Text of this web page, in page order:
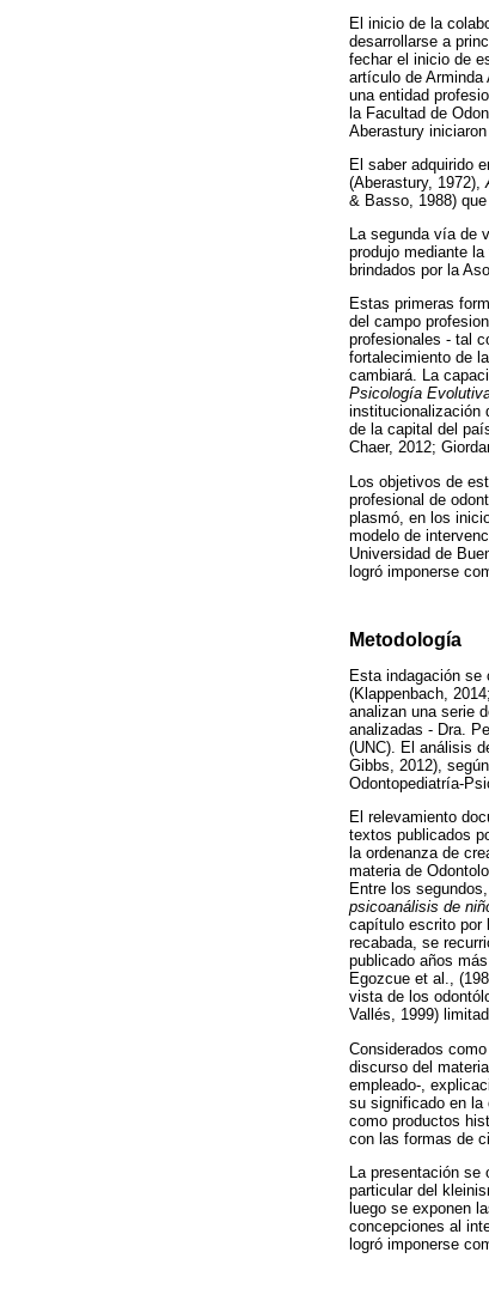
El inicio de la
desarrollarse a
fechar el inicio de
artículo de Arminda
una entidad
la Facultad de
Aberastury
El saber adquirido
(Aberastury, 1972),
& Basso, 1988)
La segunda vía de
produjo mediante
brindados por la
Estas primeras
del campo
profesionales - tal
fortalecimiento de
cambiará. La
Psicología
institucionalización
de la capital del
Chaer, 2012;
Los objetivos de
profesional de
plasmó, en los
modelo de
Universidad de
logró imponerse
Metodología
Esta indagación
(Klappenbach,
analizan una serie
analizadas - Dra.
(UNC). El análisis
Gibbs, 2012),
Odontopediatría-
El relevamiento
textos publicados
la ordenanza de
materia de
Entre los
psicoanálisis de
capítulo escrito por
recabada, se
publicado años
Egozcue et al.,
vista de los
Vallés, 1999)
Considerados
discurso del
empleado-,
su significado en
como productos
con las formas de
La presentación
particular del
luego se exponen
concepciones al
logró imponerse